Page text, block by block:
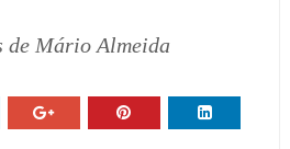
de Mário Almeida